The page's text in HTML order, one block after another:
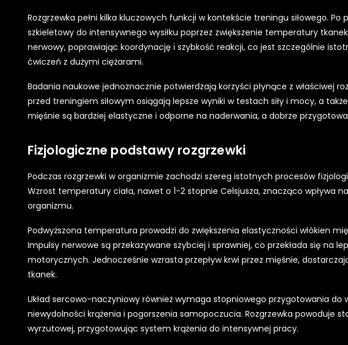
Rozgrzewka pełni kilka kluczowych funkcji w kontekście treningu siłowego.
szkieletowy do intensywnego wysiłku poprzez zwiększenie temperatury
nerwowy, poprawiając koordynację i szybkość reakcji, co jest szczególnie
ćwiczeń z dużymi ciężarami.
Badania naukowe jednoznacznie potwierdzają korzyści płynące z właściwej
przed treningiem siłowym osiągają lepsze wyniki w testach siły i mocy, a
mięśnie są bardziej elastyczne i odporne na naderwania, a dobrze
Fizjologiczne podstawy rozgrzewki
Podczas rozgrzewki w organizmie zachodzi szereg istotnych procesów
Wzrost temperatury ciała, nawet o 1-2 stopnie Celsjusza, znacząco wpływa
organizmu.
Podwyższona temperatura prowadzi do zwiększenia elastyczności włókien
Impulsy nerwowe są przekazywane szybciej i sprawniej, co przekłada się na
motorycznych. Jednocześnie wzrasta przepływ krwi przez mięśnie,
tkanek.
Układ sercowo-naczyniowy również wymaga stopniowego przygotowania do
niewydolności krążenia i pogorszenia samopoczucia. Rozgrzewka powoduje
wyrzutowej, przygotowując system krążenia do intensywnej pracy.